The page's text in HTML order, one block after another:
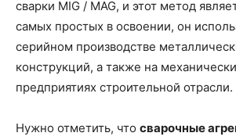
сварки MIG / MAG, и этот метод
самых простых в освоении, он
серийном производстве
конструкций, а также на
предприятиях строительной отрасли.
Нужно отметить, что сварочные